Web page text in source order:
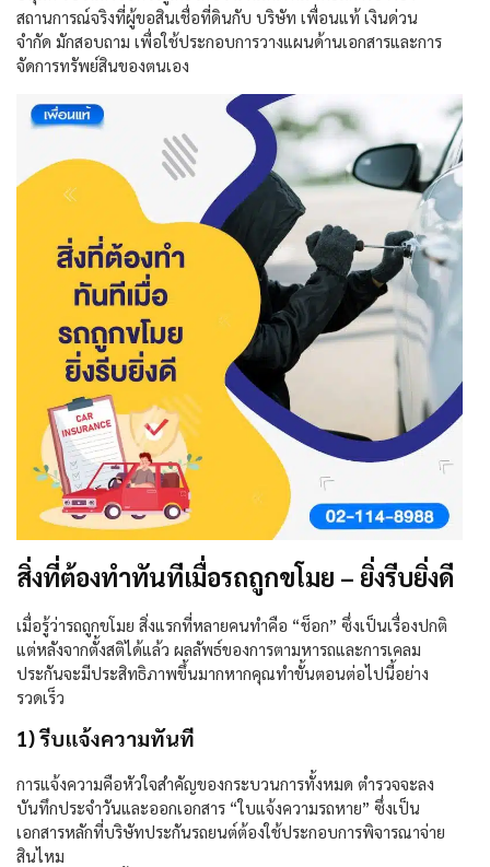
สถานการณ์จริงที่ผู้ขอสินเชื่อที่ดินกับ บริษัท เพื่อนแท้ เงินด่วน
จำกัด มักสอบถาม เพื่อใช้ประกอบการวางแผนด้านเอกสารและการ
จัดการทรัพย์สินของตนเอง
สิ่งที่ต้องทำทันทีเมื่อรถถูกขโมย – ยิ่งรีบยิ่งดี
เมื่อรู้ว่ารถถูกขโมย สิ่งแรกที่หลายคนทำคือ “ช็อก” ซึ่งเป็นเรื่องปกติ
แต่หลังจากตั้งสติได้แล้ว ผลลัพธ์ของการตามหารถและการเคลม
ประกันจะมีประสิทธิภาพขึ้นมากหากคุณทำขั้นตอนต่อไปนี้อย่าง
รวดเร็ว
1) รีบแจ้งความทันที
การแจ้งความคือหัวใจสำคัญของกระบวนการทั้งหมด ตำรวจจะลง
บันทึกประจำวันและออกเอกสาร “ใบแจ้งความรถหาย” ซึ่งเป็น
เอกสารหลักที่บริษัทประกันรถยนต์ต้องใช้ประกอบการพิจารณาจ่าย
สินไหม